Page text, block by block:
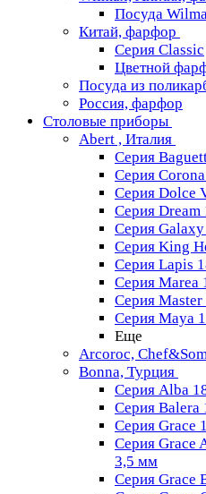
Посуда
Китай, фарфор
Серия Classiс
Цветной
Посуда из
Россия, фарфор
Столовые приборы
Abert , Италия
Серия
Серия
Серия Dolce
Серия
Серия
Серия King
Серия Lapis
Серия Marea
Серия
Серия Maya
Еще
Arcoroc,
Bonna, Турция
Серия Alba
Серия
Серия Grace
Серия Grace
3,5 мм
Серия Grace